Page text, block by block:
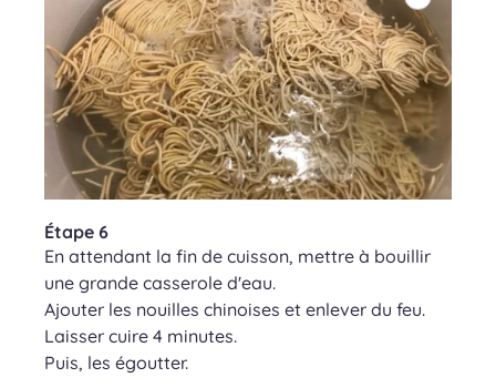
Étape 6
En attendant la fin de cuisson, mettre à bouillir
une grande casserole d'eau.
Ajouter les nouilles chinoises et enlever du feu.
Laisser cuire 4 minutes.
Puis, les égoutter.